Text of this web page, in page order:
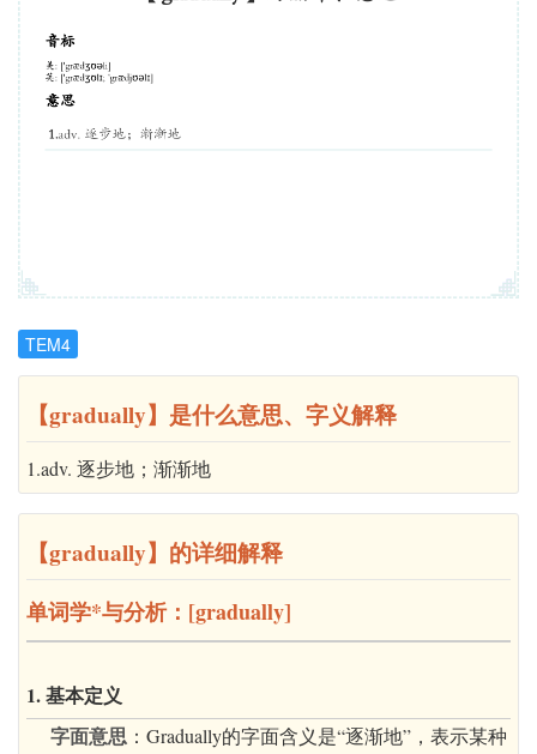
TEM4
【gradually】是什么意思、字义解释
1.adv. 逐步地；渐渐地
【gradually】的详细解释
单词学*与分析：[gradually]
1. 基本定义
字面意思 ：Gradually的字面含义是“逐渐地”，表示某种